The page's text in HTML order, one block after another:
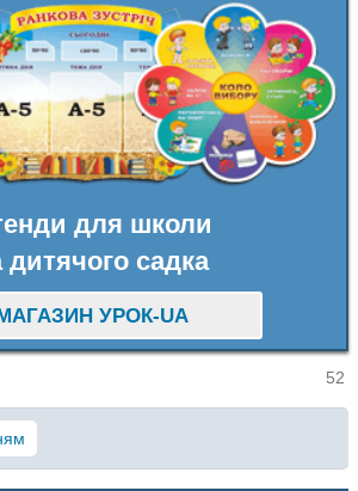
для школи
дитячого садка
МАГАЗИН УРОК-UA
52